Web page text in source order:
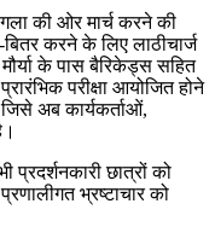
की ओर मार्च करने की
करने के लिए लाठीचार्ज
के पास बैरिकेड्स सहित
परीक्षा आयोजित होने
अब कार्यकर्ताओं,
प्रदर्शनकारी छात्रों को
भ्रष्टाचार को